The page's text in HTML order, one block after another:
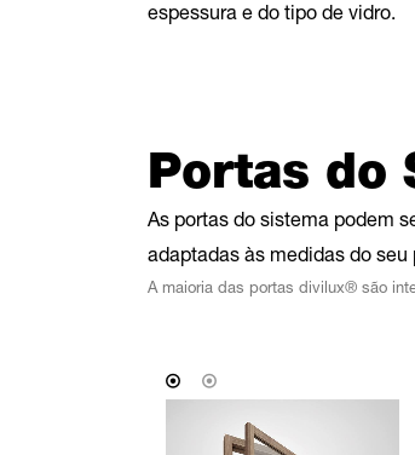
espessura e do tipo de vidro.
Portas do
As portas do sistema podem
adaptadas às medidas do seu
A maioria das portas divilux® são